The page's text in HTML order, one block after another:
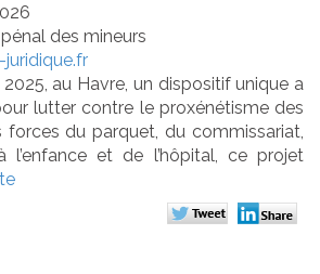
des mineurs
au Havre, un dispositif unique a
lutter contre le proxénétisme des
forces du parquet, du commissariat,
l’enfance et de l’hôpital, ce projet